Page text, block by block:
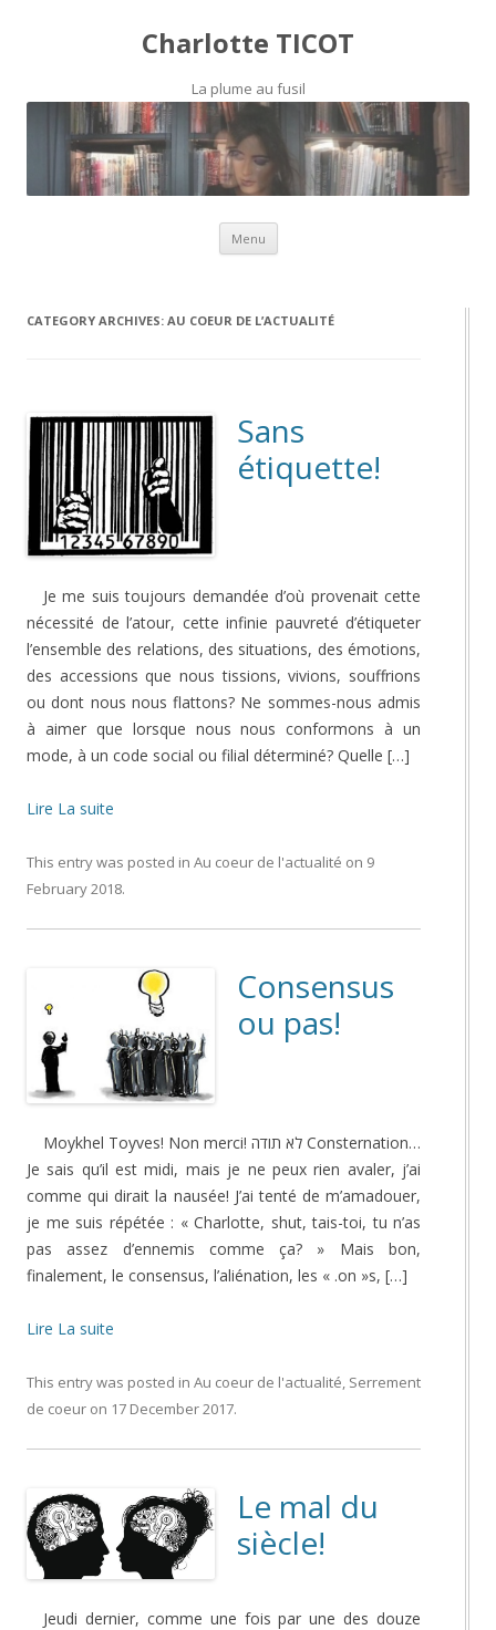
Charlotte TICOT
La plume au fusil
Menu Skip to content
CATEGORY ARCHIVES: AU COEUR DE L’ACTUALITÉ
Sans
étiquette!
Je me suis toujours demandée d’où provenait cette
nécessité de l’atour, cette infinie pauvreté d’étiqueter
l’ensemble des relations, des situations, des émotions,
des accessions que nous tissions, vivions, souffrions
ou dont nous nous flattons? Ne sommes-nous admis
à aimer que lorsque nous nous conformons à un
mode, à un code social ou filial déterminé? Quelle […]
Lire La suite
This entry was posted in Au coeur de l'actualité on 9
February 2018.
Consensus
ou pas!
Moykhel Toyves! Non merci! לא תודה Consternation…
Je sais qu’il est midi, mais je ne peux rien avaler, j’ai
comme qui dirait la nausée! J’ai tenté de m’amadouer,
je me suis répétée : « Charlotte, shut, tais-toi, tu n’as
pas assez d’ennemis comme ça? » Mais bon,
finalement, le consensus, l’aliénation, les « .on »s, […]
Lire La suite
This entry was posted in Au coeur de l'actualité, Serrement
de coeur on 17 December 2017.
Le mal du
siècle!
Jeudi dernier, comme une fois par une des douze